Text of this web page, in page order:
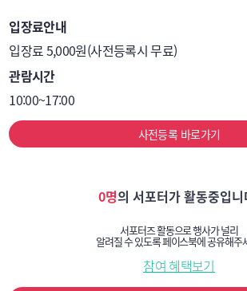
입장료안내
입장료 5,000원(사전등록시 무료)
관람시간
10:00~17:00
사전등록 바로가기
0명의 서포터가 활동중입
서포터즈 활동으로 행사가 널리
알려질 수 있도록 페이스북에 공유해주
참여 혜택보기